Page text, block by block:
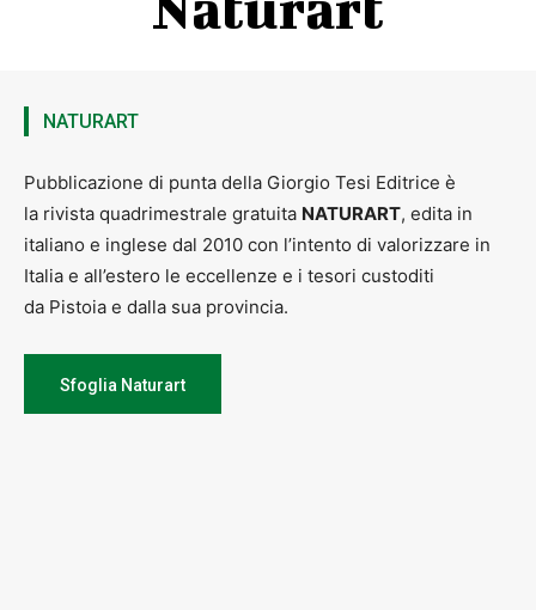
NATURART
Pubblicazione di punta della Giorgio Tesi Editrice è
la rivista quadrimestrale gratuita NATURART, edita in
italiano e inglese dal 2010 con l’intento di valorizzare in
Italia e all’estero le eccellenze e i tesori custoditi
da Pistoia e dalla sua provincia.
Sfoglia Naturart